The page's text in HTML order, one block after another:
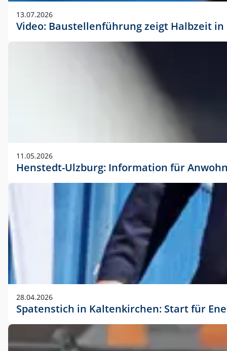
13.07.2026
Video: Baustellenführung zeigt Halbzeit
11.05.2026
Henstedt-Ulzburg: Information für
28.04.2026
Spatenstich in Kaltenkirchen: Start für